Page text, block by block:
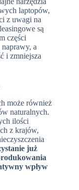
laptopów,
z uwagi na
są
części
a
i zmniejsza
może również
naturalnych.
ilości
z krajów,
już
wpływ